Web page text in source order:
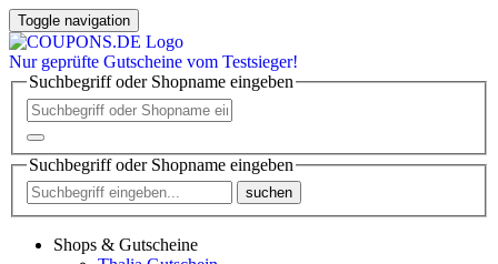
Toggle navigation
Nur geprüfte Gutscheine vom Testsieger!
Suchbegriff oder Shopname eingeben
Suchbegriff oder Shopname eingeben
suchen
Shops & Gutscheine